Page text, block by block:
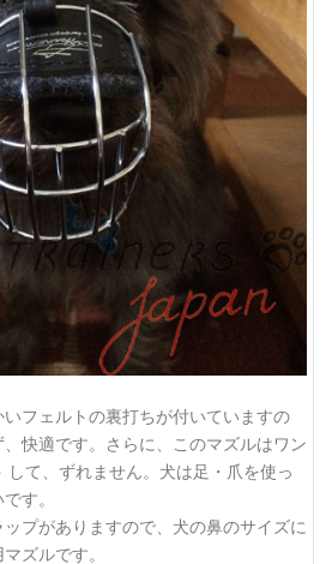
フェルトの裏打ちが付いていますの
快適です。さらに、このマズルはワン
して、ずれません。犬は足・爪を使っ
す。
プがありますので、犬の鼻のサイズに
ズルです。